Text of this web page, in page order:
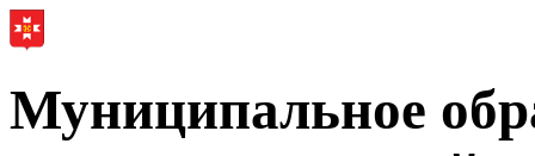
Муниципальное